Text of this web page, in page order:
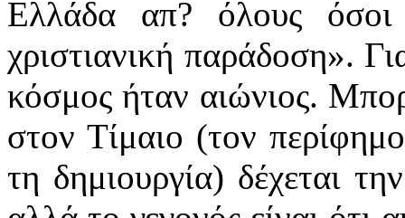
Ελλάδα απ? όλους
χριστιανική παράδοση».
κόσμος ήταν αιώνιος.
στον Τίμαιο (τον
τη δημιουργία) δέχεται